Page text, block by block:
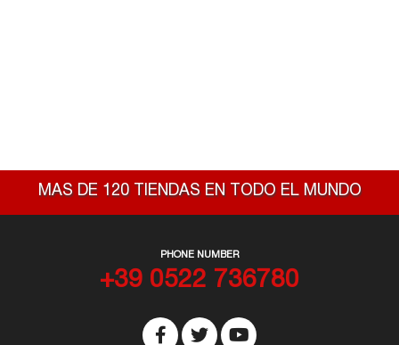
MAS DE 120 TIENDAS EN TODO EL MUNDO
PHONE NUMBER
+39 0522 736780